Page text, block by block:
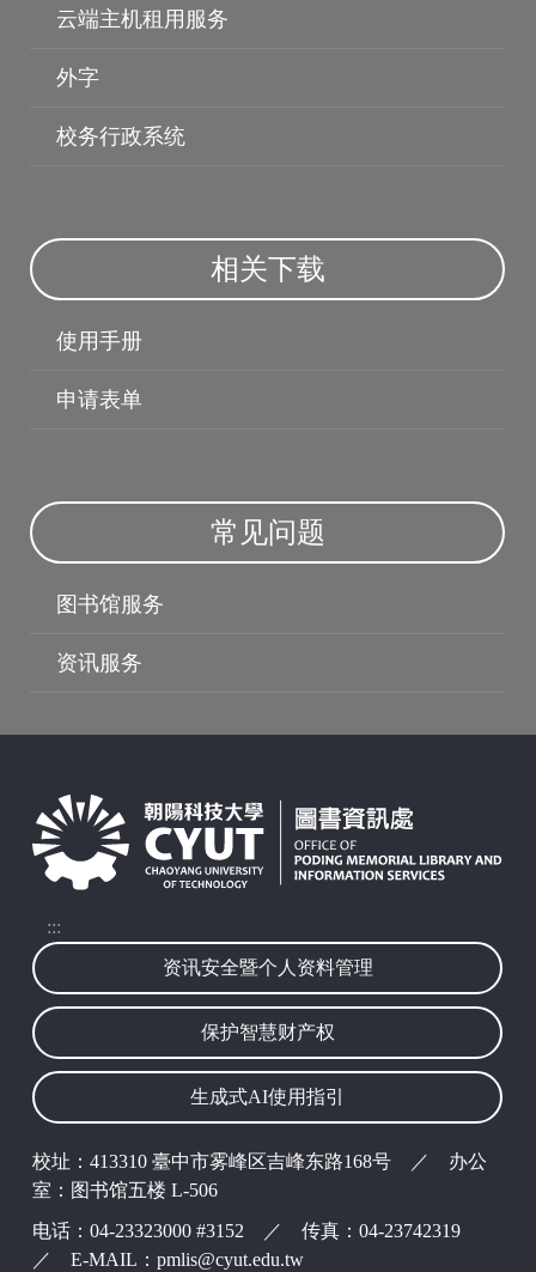
云端主机租用服务
外字
校务行政系统
相关下载
使用手册
申请表单
常见问题
图书馆服务
资讯服务
:::
资讯安全暨个人资料管理
保护智慧财产权
生成式AI使用指引
校址：413310 臺中市雾峰区吉峰东路168号 ／ 办公
室：图书馆五楼 L-506
电话：04-23323000 #3152 ／ 传真：04-23742319
／ E-MAIL：pmlis@cyut.edu.tw